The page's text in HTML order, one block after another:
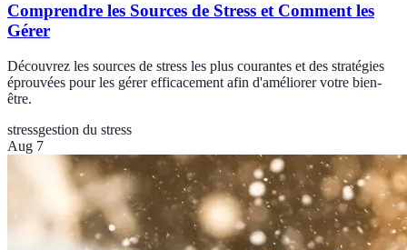
Comprendre les Sources de Stress et Comment les
Gérer
Découvrez les sources de stress les plus courantes et des stratégies
éprouvées pour les gérer efficacement afin d'améliorer votre bien-
être.
stressgestion du stress
Aug 7